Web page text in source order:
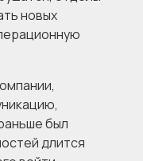
новых
был
длится